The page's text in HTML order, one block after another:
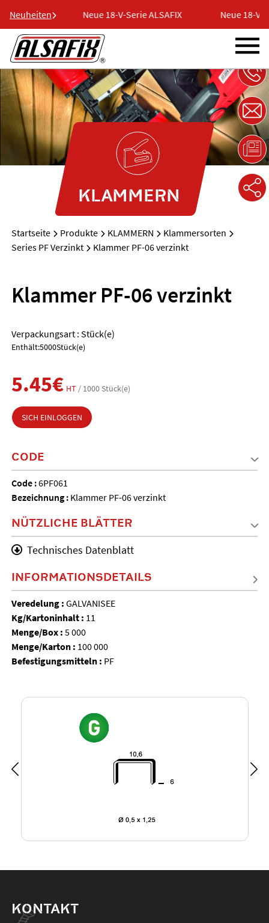
Neuheiten
ALSAFIX Neue 18-V-Serie ALSAFIX Neue 18-V-
KLAMMERN
Startseite Produkte KLAMMERN
Klammersorten
Series PF Verzinkt
Klammer PF-06 verzinkt
Klammer PF-06 verzinkt
Verpackungsart : Stück(e)
Enthält:5000Stück(e)
5.45€ HT / 1000 Stück(e)
SICH EINLOGGEN
CODE
Code :6PF061
Bezeichnung : Klammer PF-06 verzinkt
NÜTZLICHE BLÄTTER
Technisches Datenblatt
INFORMATIONSDETAILS
Veredelung : GALVANISEE
Kg/Kartoninhalt : 11
Menge/Box : 5 000
Menge/Karton : 100 000
Befestigungsmitteln : PF
KONTAKT